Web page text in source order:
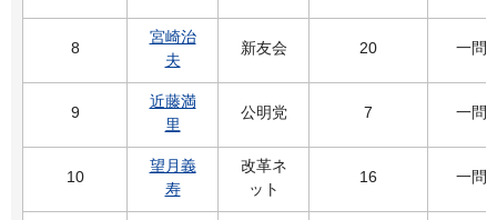
8
宮崎治
夫
新友会 20 一問
9
近藤満
里
公明党 7 一問
10
望月義
寿
改革ネ
ット
16 一問